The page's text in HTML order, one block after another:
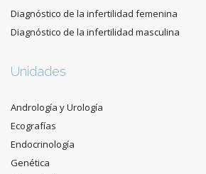
Diagnóstico de la infertilidad femenina
Diagnóstico de la infertilidad masculina
Unidades
Andrología y Urología
Ecografías
Endocrinología
Genética